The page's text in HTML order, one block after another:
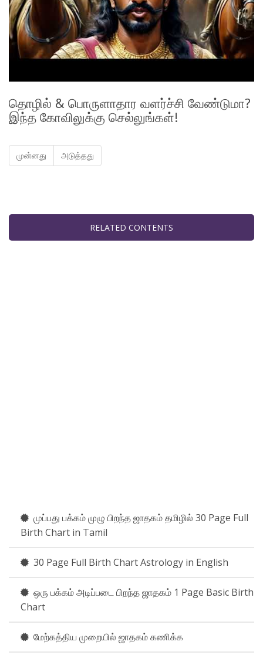
தொழில் & பொருளாதார வளர்ச்சி வேண்டுமா?
இந்த கோவிலுக்கு செல்லுங்கள்!
முன்னது அடுத்தது
RELATED CONTENTS
முப்பது பக்கம் முழு பிறந்த ஜாதகம் தமிழில் 30 Page Full
Birth Chart in Tamil
30 Page Full Birth Chart Astrology in English
ஒரு பக்கம் அடிப்படை பிறந்த ஜாதகம் 1 Page Basic Birth
Chart
மேற்கத்திய முறையில் ஜாதகம் கணிக்க